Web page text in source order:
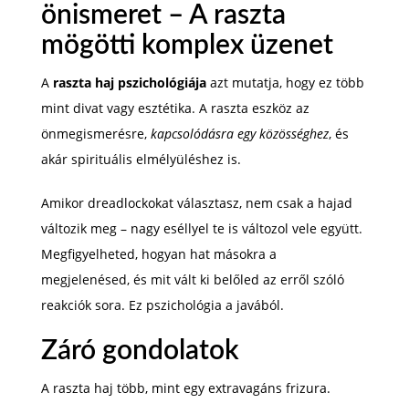
önismeret – A raszta
mögötti komplex üzenet
A raszta haj pszichológiája azt mutatja, hogy ez több
mint divat vagy esztétika. A raszta eszköz az
önmegismerésre, kapcsolódásra egy közösséghez, és
akár spirituális elmélyüléshez is.
Amikor dreadlockokat választasz, nem csak a hajad
változik meg – nagy eséllyel te is változol vele együtt.
Megfigyelheted, hogyan hat másokra a
megjelenésed, és mit vált ki belőled az erről szóló
reakciók sora. Ez pszichológia a javából.
Záró gondolatok
A raszta haj több, mint egy extravagáns frizura.